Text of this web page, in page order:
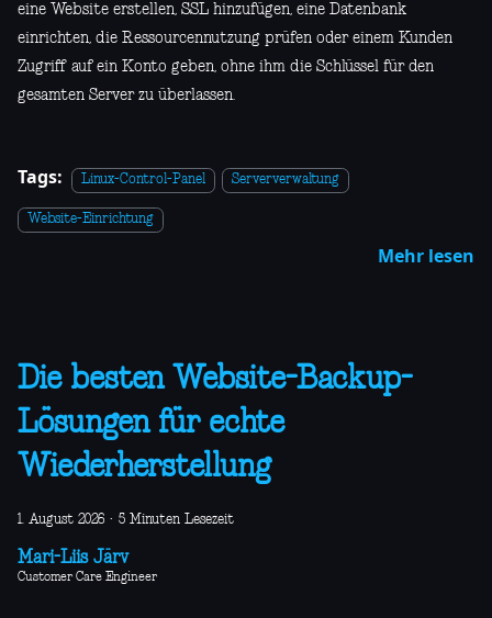
eine Website erstellen, SSL hinzufügen, eine Datenbank
einrichten, die Ressourcennutzung prüfen oder einem Kunden
Zugriff auf ein Konto geben, ohne ihm die Schlüssel für den
gesamten Server zu überlassen.
Tags: Linux-Control-Panel Serververwaltung
Website-Einrichtung
Mehr lesen
Die besten Website-Backup-
Lösungen für echte
Wiederherstellung
1. August 2026 · 5 Minuten Lesezeit
Mari-Liis Järv
Customer Care Engineer